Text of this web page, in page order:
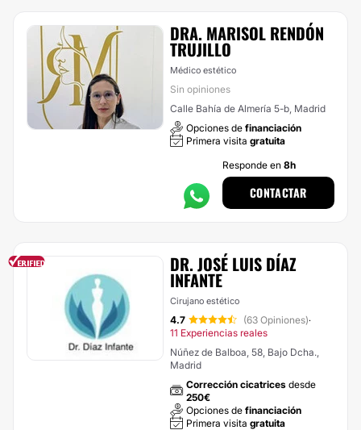
DRA. MARISOL RENDÓN
TRUJILLO
Médico estético
Sin opiniones
Calle Bahía de Almería 5-b, Madrid
Opciones de financiación
Primera visita gratuita
Responde en 8h
CONTACTAR
DR. JOSÉ LUIS DÍAZ
INFANTE
Cirujano estético
4.7 (63 Opiniones)·
11 Experiencias reales
Núñez de Balboa, 58, Bajo Dcha.,
Madrid
Corrección cicatrices desde
250€
Opciones de financiación
Primera visita gratuita